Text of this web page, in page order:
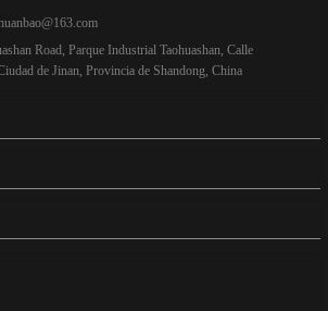
Road, Parque Industrial Taohuashan, Calle
de Jinan, Provincia de Shandong, China